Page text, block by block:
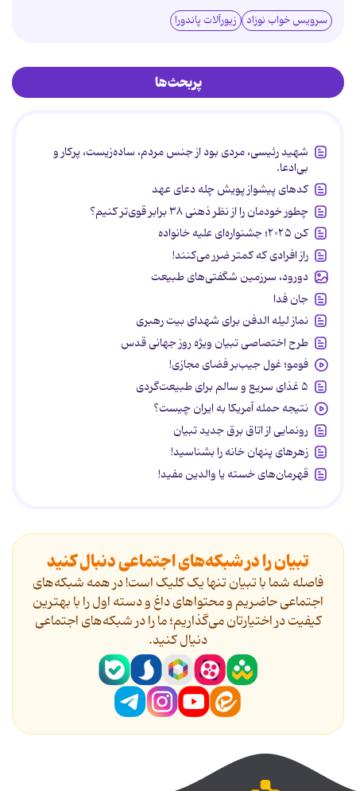
سرویس خواب نوزاد زیورآلات پاندورا
پربحث‌ها
شهید رئیسی، مردی بود از جنس مردم، ساده‌زیست، پرکار و
بی‌ادعا.
کدهای پیشواز پویش چله دعای عهد
چطور خودمان را از نظر ذهنی ۳۸ برابر قوی‌تر کنیم؟
کن ۲۰۲۵؛ جشنواره‌ای علیه خانواده
راز افرادی که کمتر ضرر می‌کنند!
دورود، سرزمین شگفتی‌های طبیعت
جان فدا
نماز لیله الدفن برای شهدای بیت رهبری
طرح اختصاصی تبیان ویژه روز جهانی قدس
فومو؛ غول جیب‌بر فضای مجازی!
۵ غذای سریع و سالم برای طبیعت‌گردی
نتیجه حمله آمریکا به ایران چیست؟
رونمایی از اتاق برق جدید تبیان
زهرهای پنهان خانه را بشناسید!
قهرمان‌های خسته یا والدین مفید!
تبیان را در شبکه‌های اجتماعی دنبال کنید
فاصله شما با تبیان تنها یک کلیک است! در همه شبکه‌های
اجتماعی حاضریم و محتواهای داغ و دسته اول را با بهترین
کیفیت در اختیارتان می‌گذاریم؛ ما را در شبکه‌های اجتماعی
دنیال کنید.